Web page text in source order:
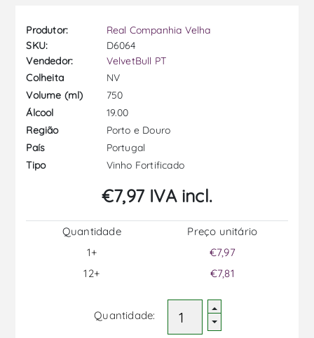
Produtor:
Real Companhia Velha
SKU:
D6064
Vendedor:
VelvetBull PT
Colheita
NV
Volume (ml)
750
Álcool
19.00
Região
Porto e Douro
País
Portugal
Tipo
Vinho Fortificado
€7,97 IVA incl.
Quantidade
1+
12+
Preço unitário
€7,97
€7,81
Quantidade: